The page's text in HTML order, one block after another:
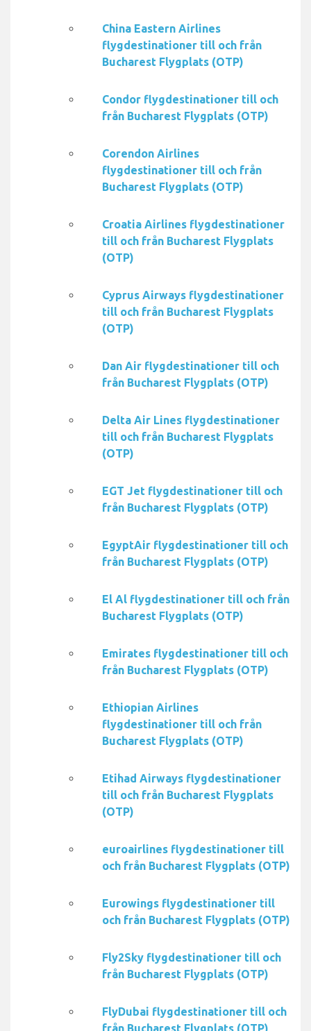
China Eastern Airlines
flygdestinationer till och från
Bucharest Flygplats (OTP)
Condor flygdestinationer till och
från Bucharest Flygplats (OTP)
Corendon Airlines
flygdestinationer till och från
Bucharest Flygplats (OTP)
Croatia Airlines flygdestinationer
till och från Bucharest Flygplats
(OTP)
Cyprus Airways flygdestinationer
till och från Bucharest Flygplats
(OTP)
Dan Air flygdestinationer till och
från Bucharest Flygplats (OTP)
Delta Air Lines flygdestinationer
till och från Bucharest Flygplats
(OTP)
EGT Jet flygdestinationer till och
från Bucharest Flygplats (OTP)
EgyptAir flygdestinationer till och
från Bucharest Flygplats (OTP)
El Al flygdestinationer till och från
Bucharest Flygplats (OTP)
Emirates flygdestinationer till och
från Bucharest Flygplats (OTP)
Ethiopian Airlines
flygdestinationer till och från
Bucharest Flygplats (OTP)
Etihad Airways flygdestinationer
till och från Bucharest Flygplats
(OTP)
euroairlines flygdestinationer till
och från Bucharest Flygplats (OTP)
Eurowings flygdestinationer till
och från Bucharest Flygplats (OTP)
Fly2Sky flygdestinationer till och
från Bucharest Flygplats (OTP)
FlyDubai flygdestinationer till och
från Bucharest Flygplats (OTP)